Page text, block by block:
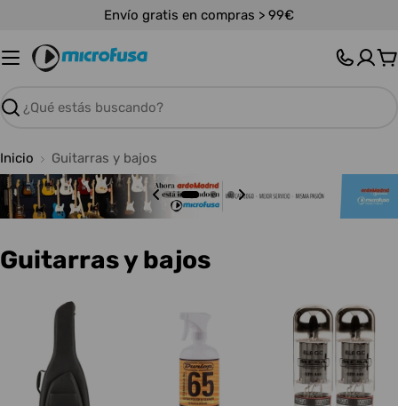
contenido
Envío gratis en compras > 99€
Buscar
Inicio Guitarras y bajos
C
Guitarras y bajos